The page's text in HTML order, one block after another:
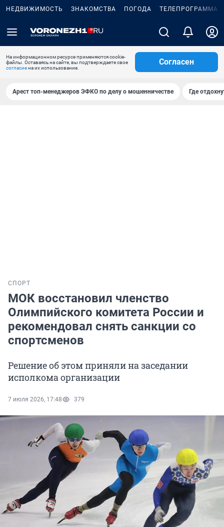
НЕДВИЖИМОСТЬ ЗНАКОМСТВА ПОГОДА ТЕЛЕПРОГРАММА
На информационном ресурсе применяются cookie-
файлы. Оставаясь на сайте, вы подтверждаете свое
согласиена их использование.
Согласен
Арест топ-менеджеров ЭФКО по делу о мошенничестве Где
СПОРТ
МОК восстановил членство
Олимпийского комитета России и
рекомендовал снять санкции со
спортсменов
Решение об этом приняли на заседании
исполкома организации
7 июля 2026, 17:48 379